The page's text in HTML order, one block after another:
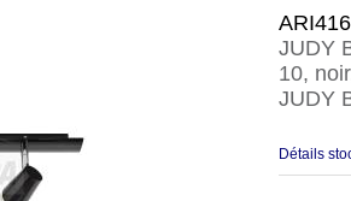
JUDY
10,
JUDY
Détails